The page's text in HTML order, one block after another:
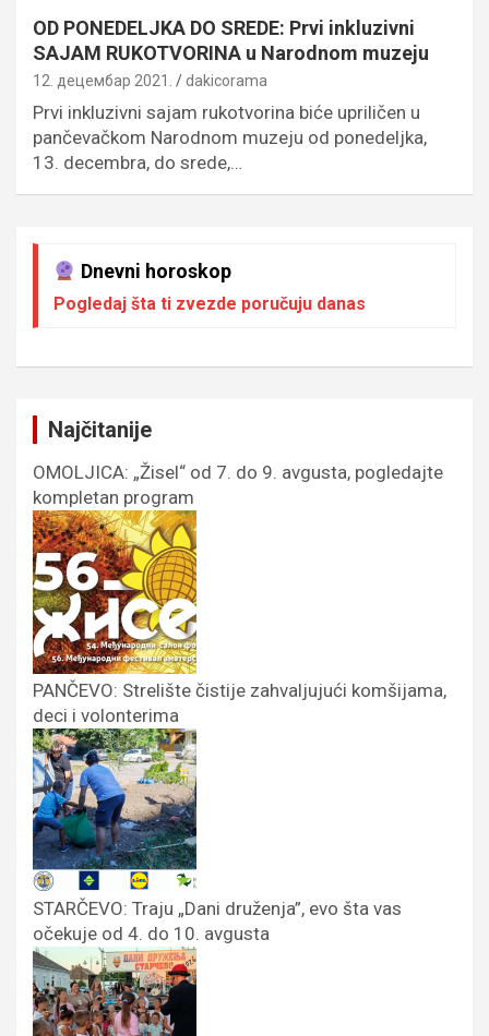
OD PONEDELJKA DO SREDE: Prvi inkluzivni
SAJAM RUKOTVORINA u Narodnom muzeju
12. децембар 2021. dakicorama
Prvi inkluzivni sajam rukotvorina biće upriličen u
pančevačkom Narodnom muzeju od ponedeljka,
13. decembra, do srede,…
Dnevni horoskop
Pogledaj šta ti zvezde poručuju danas
Najčitanije
OMOLJICA: „Žisel“ od 7. do 9. avgusta, pogledajte
kompletan program
PANČEVO: Strelište čistije zahvaljujući komšijama,
deci i volonterima
STARČEVO: Traju „Dani druženja”, evo šta vas
očekuje od 4. do 10. avgusta